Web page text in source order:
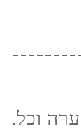
.אשמח מאוד לקבל מכם כל הערה וכל